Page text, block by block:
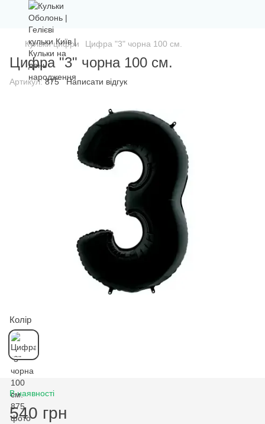
Кульки цифри Цифра "3" чорна 100 см.
Цифра "3" чорна 100 см.
Артикул:875 Написати відгук
Колір
В наявності
540 грн